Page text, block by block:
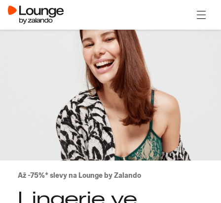
Až -75%* slevy na Lounge by Zalando